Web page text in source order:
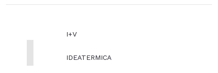
I I+V
IDEATERMICA